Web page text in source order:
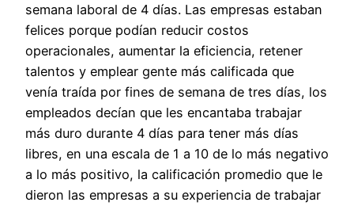
semana laboral de 4 días. Las empresas estaban
felices porque podían reducir costos
operacionales, aumentar la eficiencia, retener
talentos y emplear gente más calificada que
venía traída por fines de semana de tres días, los
empleados decían que les encantaba trabajar
más duro durante 4 días para tener más días
libres, en una escala de 1 a 10 de lo más negativo
a lo más positivo, la calificación promedio que le
dieron las empresas a su experiencia de trabajar